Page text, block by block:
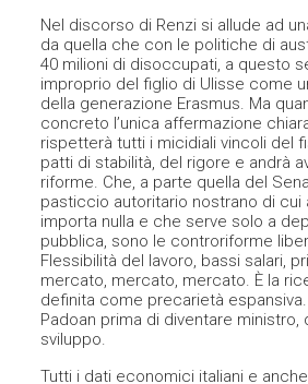
Nel discorso di Renzi si allude ad
da quella che con le politiche di
40 milioni di disoccupati, a questo
improprio del figlio di Ulisse come
della generazione Erasmus. Ma
concreto l’unica affermazione
rispetterà tutti i micidiali vincoli del
patti di stabilità, del rigore e andrà
riforme. Che, a parte quella del
pasticcio autoritario nostrano di cui
importa nulla e che serve solo a
pubblica, sono le controriforme
Flessibilità del lavoro, bassi salari,
mercato, mercato, mercato. È la
definita come precarietà
Padoan prima di diventare ministro,
sviluppo.
Tutti i dati economici italiani e anche